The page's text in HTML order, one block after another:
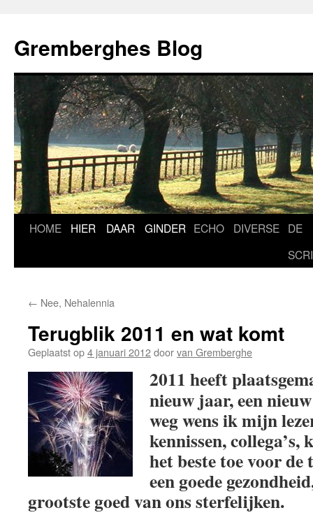
de
inhoud
Gremberghes Blog
HOME HIER DAAR GINDER ECHO DIVERSE DE
← Nee, Nehalennia
Terugblik 2011 en wat komt
Geplaatst op4 januari 2012doorvan Gremberghe
2011 heeft
nieuw jaar, een
weg wens ik mijn
kennissen,
het beste toe voor
een goede
grootste goed van ons sterfelijken.